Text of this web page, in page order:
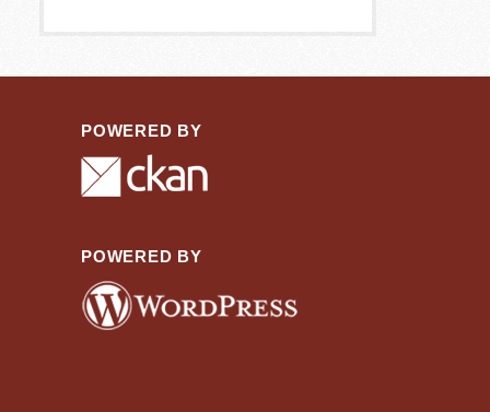
POWERED BY
POWERED BY